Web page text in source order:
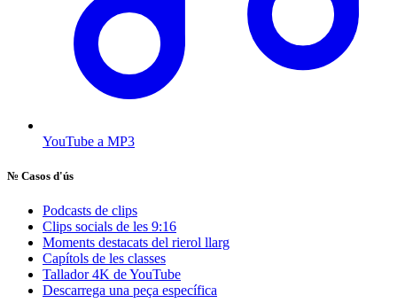
YouTube a MP3
№ Casos d'ús
Podcasts de clips
Clips socials de les 9:16
Moments destacats del rierol llarg
Capítols de les classes
Tallador 4K de YouTube
Descarrega una peça específica